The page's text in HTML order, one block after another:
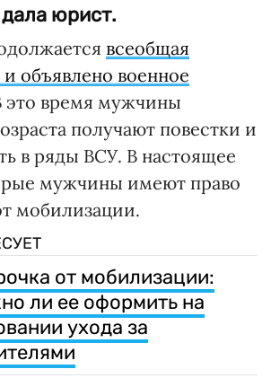
юрист.
всеобщая
объявлено военное
это время мужчины
получают повестки и
в ряды ВСУ. В настоящее
мужчины имеют право
мобилизации.
от мобилизации:
ли ее оформить на
ухода за